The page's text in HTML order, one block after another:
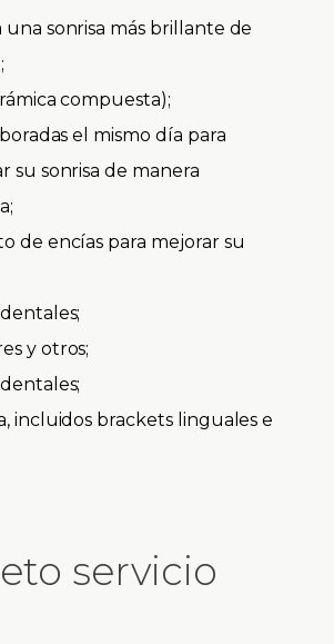
una sonrisa más brillante de
compuesta);
el mismo día para
su sonrisa de manera
de encías para mejorar su
y otros;
incluidos brackets linguales e
servicio